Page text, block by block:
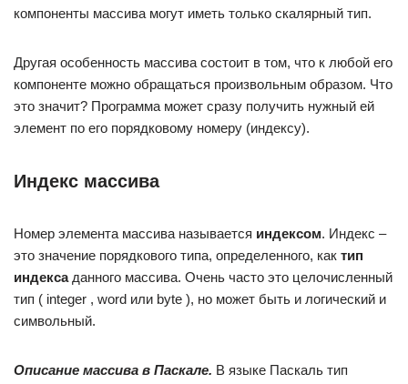
компоненты массива могут иметь только скалярный тип.
Другая особенность массива состоит в том, что к любой его
компоненте можно обращаться произвольным образом. Что
это значит? Программа может сразу получить нужный ей
элемент по его порядковому номеру (индексу).
Индекс массива
Номер элемента массива называется индексом. Индекс –
это значение порядкового типа, определенного, как тип
индексаданного массива. Очень часто это целочисленный
тип ( integer , word или byte ), но может быть и логический и
символьный.
Описание массива в Паскале. В языке Паскаль тип